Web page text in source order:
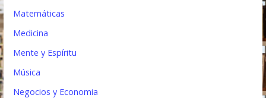
Matemáticas
Medicina
Mente y Espíritu
Música
Negocios y Economia